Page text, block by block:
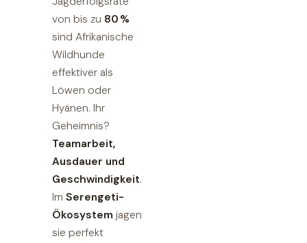
von bis zu 80 %
sind Afrikanische
Wildhunde
effektiver als
Löwen oder
Hyänen. Ihr
Geheimnis?
Teamarbeit,
Ausdauer und
Geschwindigkeit.
Im Serengeti-
Ökosystem jagen
sie perfekt